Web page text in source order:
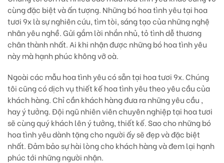
cùng đặc biệt và ấn tượng. Những bó hoa tình yêu tại hoa
tươi 9x là sự nghiên cứu, tìm tòi, sáng tạo của những nghệ
nhân yêu nghề. Gửi gắm lời nhắn nhủ, tỏ tình dễ thương
chân thành nhất. Ai khi nhận được những bó hoa tình yêu
này mà hạnh phúc không vỡ oà.
Ngoài các mẫu hoa tình yêu có sẵn tại hoa tươi 9x. Chúng
tôi cũng có dịch vụ thiết kế hoa tình yêu theo yêu cầu của
khách hàng. Chỉ cần khách hàng đưa ra những yêu cầu ,
hay ý tưởng. Đội ngũ nhiên viên chuyên nghiệp tại hoa tươi
sẽ cùng quý khách lên ý tưởng, thiết kế. Sao cho những bó
hoa tình yêu dành tặng cho người ấy sẽ đẹp và đặc biệt
nhất. Đảm bảo sự hài lòng cho khách hàng và đem lại hạnh
phúc tới những người nhận.